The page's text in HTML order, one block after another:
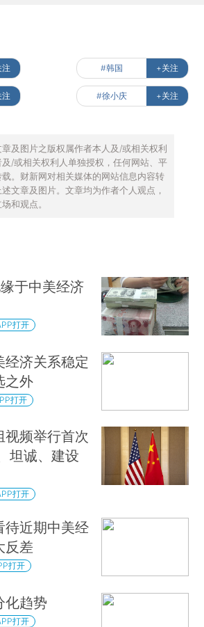
注 #韩国 +关注
注 #徐小庆 +关注
及图片之版权属作者本人及/或相关权利
及/或相关权利人单独授权，任何网站、平
。财新网对相关媒体的网站信息内容转
文章及图片。文章均为作者个人观点，
和观点。
于中美经济
打开
经济关系稳定
之外
打开
视频举行首次
坦诚、建设
打开
待近期中美经
反差
打开
化趋势
打开